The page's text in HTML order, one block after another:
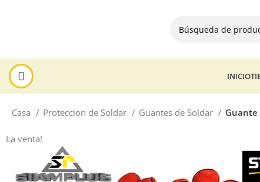
INICIO
Casa Proteccion de Soldar Guantes de Soldar Guante
La venta!